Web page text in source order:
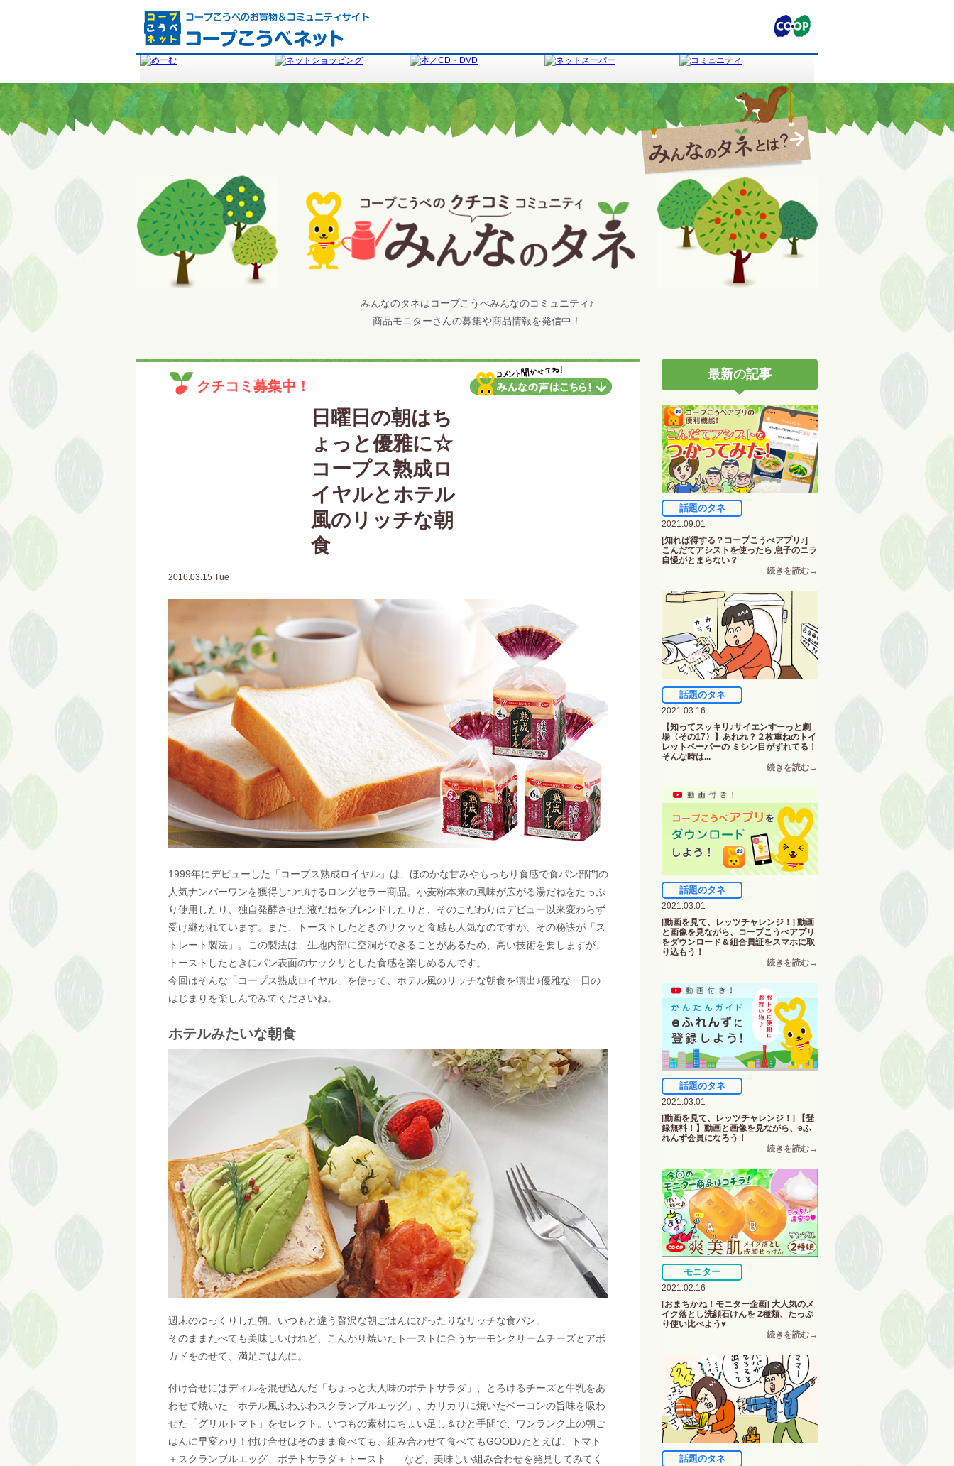
みんなのタネはコープこうべみんなのコミュニティ♪
商品モニターさんの募集や商品情報を発信中！
クチコミ募集中！
日曜日の朝はち
ょっと優雅に☆
コープス熟成ロ
イヤルとホテル
風のリッチな朝
食
2016.03.15 Tue
1999年にデビューした「コープス熟成ロイヤル」は、ほのかな甘みやもっちり食感で食パン部門の
人気ナンバーワンを獲得しつづけるロングセラー商品。小麦粉本来の風味が広がる湯だねをたっぷ
り使用したり、独自発酵させた液だねをブレンドしたりと、そのこだわりはデビュー以来変わらず
受け継がれています。また、トーストしたときのサクッと食感も人気なのですが、その秘訣が「ス
トレート製法」。この製法は、生地内部に空洞ができることがあるため、高い技術を要しますが、
トーストしたときにパン表面のサックリとした食感を楽しめるんです。
今回はそんな「コープス熟成ロイヤル」を使って、ホテル風のリッチな朝食を演出♪優雅な一日の
はじまりを楽しんでみてくださいね。
ホテルみたいな朝食
週末のゆっくりした朝。いつもと違う贅沢な朝ごはんにぴったりなリッチな食パン。
そのままたべても美味しいけれど、こんがり焼いたトーストに合うサーモンクリームチーズとアボ
カドをのせて、満足ごはんに。
付け合せにはディルを混ぜ込んだ「ちょっと大人味のポテトサラダ」、とろけるチーズと牛乳をあ
わせて焼いた「ホテル風ふわふわスクランブルエッグ」、カリカリに焼いたベーコンの旨味を吸わ
せた「グリルトマト」をセレクト。いつもの素材にちょい足し＆ひと手間で、ワンランク上の朝ご
はんに早変わり！付け合せはそのまま食べても、組み合わせて食べてもGOOD♪たとえば、トマト
＋スクランブルエッグ、ポテトサラダ＋トースト......など、美味しい組み合わせを発見してみてく
最新の記事
話題のタネ
2021.09.01
[知れば得する？コープこうべアプリ♪]
こんだてアシストを使ったら 息子のニラ
自慢がとまらない？
話題のタネ
2021.03.16
【知ってスッキリ♪サイエンすーっと劇
場〈その17〉】あれれ？２枚重ねのトイ
レットペーパーの ミシン目がずれてる！
そんな時は...
話題のタネ
2021.03.01
[動画を見て、レッツチャレンジ！] 動画
と画像を見ながら、コープこうべアプリ
をダウンロード＆組合員証をスマホに取
り込もう！
話題のタネ
2021.03.01
[動画を見て、レッツチャレンジ！] 【登
録無料！】動画と画像を見ながら、eふ
れんず会員になろう！
モニター
2021.02.16
[おまちかね！モニター企画] 大人気のメ
イク落とし洗顔石けんを 2種類、たっぷ
り使い比べよう♥
話題のタネ